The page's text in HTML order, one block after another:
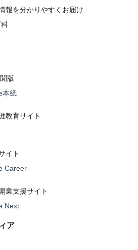
報を分かりやすくお届け
版
本紙
教育サイト
イト
Career
業支援サイト
Next
ア